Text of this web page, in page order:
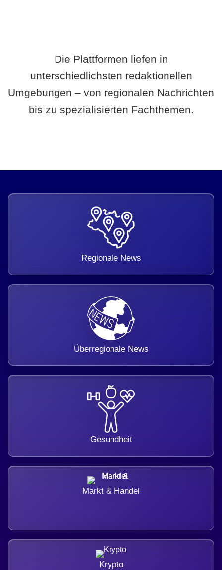
Die Plattformen liefen in
unterschiedlichsten redaktionellen
Umgebungen – von regionalen Nachrichten
bis zu spezialisierten Fachthemen.
Regionale News
Überregionale News
Gesundheit
Markt & Handel
Krypto